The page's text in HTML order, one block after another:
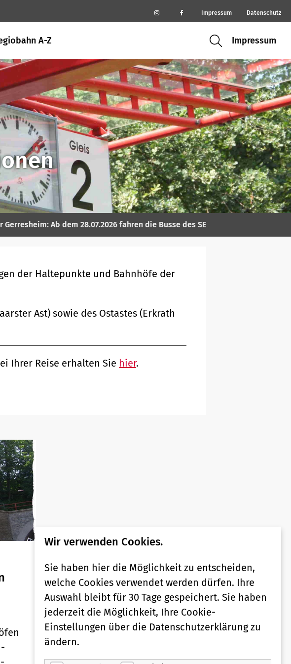
Impressum Datenschutz
A-Z Impressum
Ab dem 28.07.2026 fahren die Busse des SEV ganztägig in Fahrtrichtung
der Haltepunkte und Bahnhöfe der
Ast) sowie des Ostastes (Erkrath
Ihrer Reise erhalten Sie hier.
Wir verwenden Cookies.
Sie haben hier die Möglichkeit zu entscheiden,
welche Cookies verwendet werden dürfen. Ihre
Auswahl bleibt für 30 Tage gespeichert. Sie haben
jederzeit die Möglichkeit, Ihre Cookie-
Einstellungen über die Datenschutzerklärung zu
ändern.